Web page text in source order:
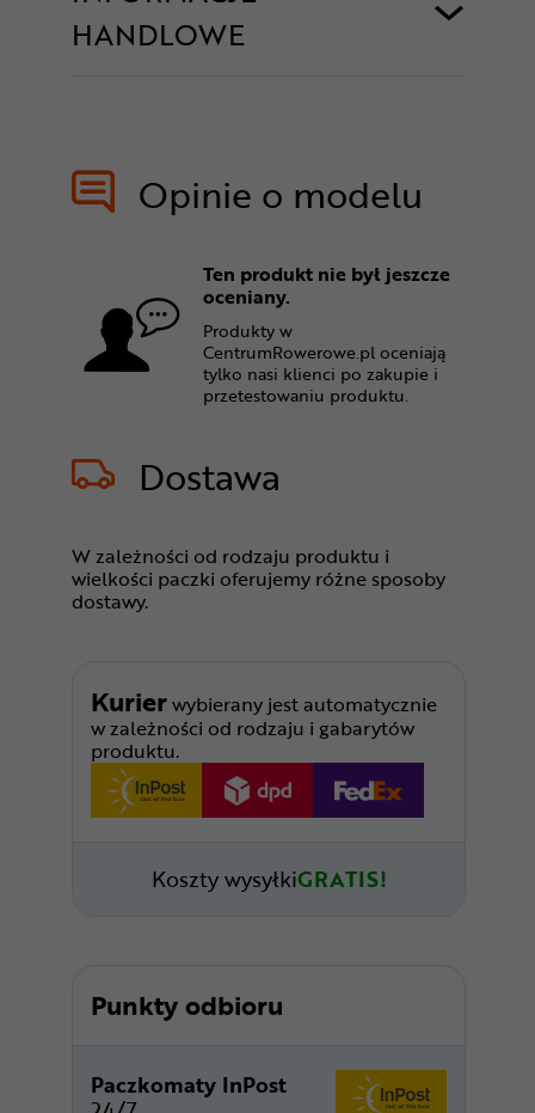
HANDLOWE
Opinie o modelu
Ten produkt nie był jeszcze
oceniany.
Produkty w
CentrumRowerowe.pl oceniają
tylko nasi klienci po zakupie i
przetestowaniu produktu.
Dostawa
W zależności od rodzaju produktu i
wielkości paczki oferujemy różne sposoby
dostawy.
Kurierwybierany jest automatycznie
w zależności od rodzaju i gabarytów
produktu.
Koszty wysyłkiGRATIS!
Punkty odbioru
Paczkomaty InPost